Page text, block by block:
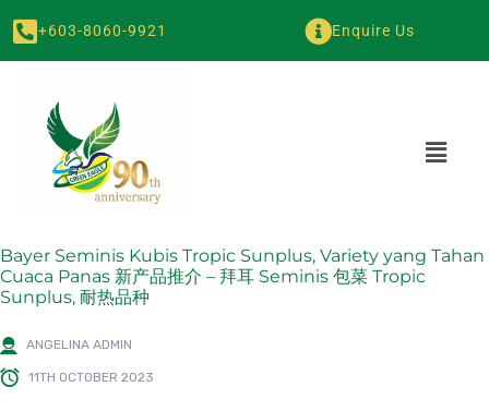
+603-8060-9921 Enquire Us
Bayer Seminis Kubis Tropic Sunplus, Variety yang Tahan
Cuaca Panas 新产品推介 – 拜耳 Seminis 包菜 Tropic
Sunplus, 耐热品种
ANGELINA ADMIN
11TH OCTOBER 2023